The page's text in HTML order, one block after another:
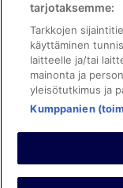
Ota yhteyttä
Varauksen
Varaa lento
Hyvityksen
©2026 Expedia, Inc.,
pidätetään. ebookers
tarjotaksemme:
Tarkkojen
käyttäminen
laitteelle ja/tai
mainonta ja
yleisötutkimus ja
Kumppanien